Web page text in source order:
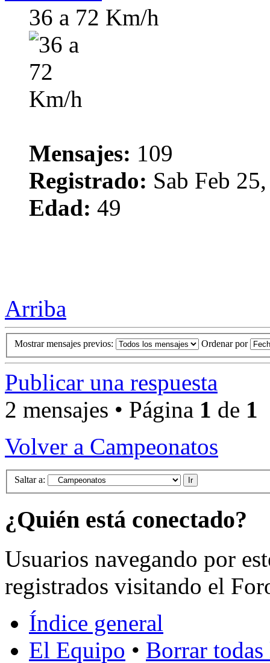
36 a 72 Km/h
Mensajes: 109
Registrado: Sab Feb
Edad: 49
Arriba
Mostrar mensajes previos: Ordenar por
Publicar una respuesta
2 mensajes • Página 1 de 1
Volver a Campeonatos
Saltar a:
¿Quién está conectado?
Usuarios navegando por
registrados visitando el
Índice general
El Equipo • Borrar